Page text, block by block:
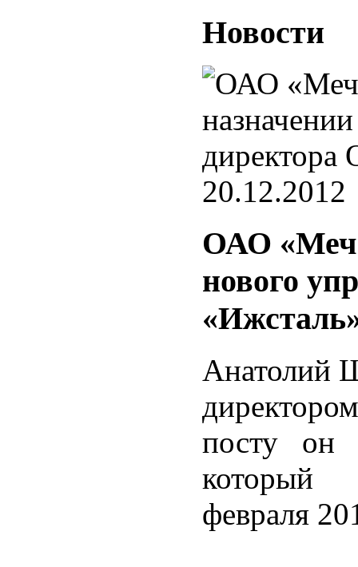
Новости
20.12.2012
ОАО
нового
Анатолий
посту он
который
февраля